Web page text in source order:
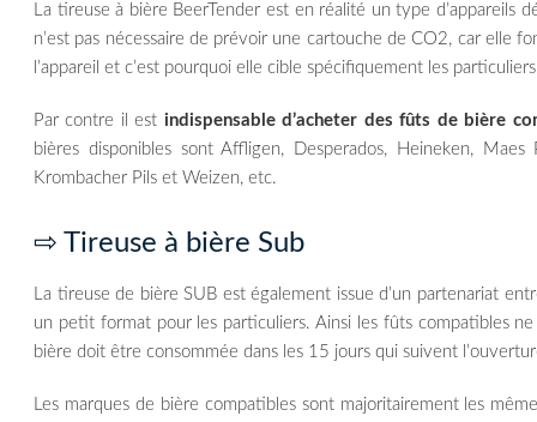
La tireuse à bière BeerTender est en réalité un type d’appareils
n’est pas nécessaire de prévoir une cartouche de CO2, car elle
l’appareil et c’est pourquoi elle cible spécifiquement les
Par contre il est indispensable d’acheter des fûts de bière
bières disponibles sont Affligen, Desperados, Heineken,
Krombacher Pils et Weizen, etc.
⇨ Tireuse à bière Sub
La tireuse de bière SUB est également issue d’un partenariat
un petit format pour les particuliers. Ainsi les fûts compatibles
bière doit être consommée dans les 15 jours qui suivent
Les marques de bière compatibles sont majoritairement les